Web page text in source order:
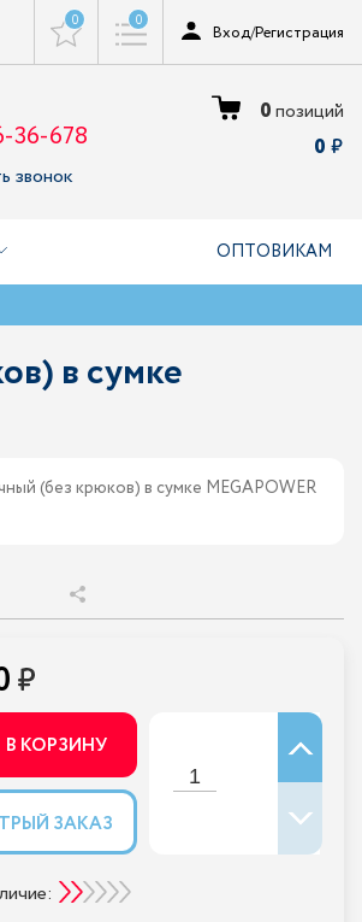
0 0
Вход/Регистрация
36-678
звонок
0позиций
0
ОПТОВИКАМ
в сумке
(без крюков) в сумке MEGAPOWER
В КОРЗИНУ
ЗАКАЗ